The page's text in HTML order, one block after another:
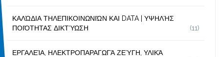
ΚΑΛΏΔΙΑ ΤΗΛΕΠΙΚΟΙΝΩΝΙΏΝ ΚΑΙ DATA | ΥΨΗΛΉΣ
ΠΟΙΌΤΗΤΑΣ ΔΙΚΤΎΩΣΗ
(11)
ΕΡΓΑΛΕΊΑ, ΗΛΕΚΤΡΟΠΑΡΑΓΩΓΆ ΖΕΎΓΗ, ΥΛΙΚΆ